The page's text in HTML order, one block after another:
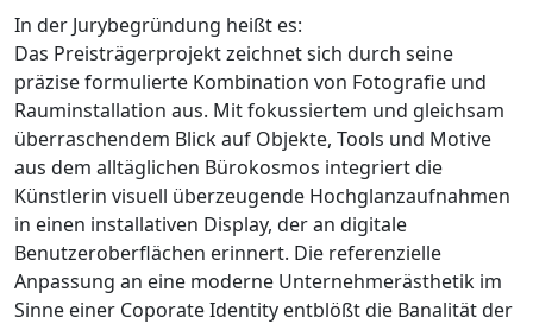
In der Jurybegründung heißt es:
Das Preisträgerprojekt zeichnet sich durch seine
präzise formulierte Kombination von Fotografie und
Rauminstallation aus. Mit fokussiertem und gleichsam
überraschendem Blick auf Objekte, Tools und Motive
aus dem alltäglichen Bürokosmos integriert die
Künstlerin visuell überzeugende Hochglanzaufnahmen
in einen installativen Display, der an digitale
Benutzeroberflächen erinnert. Die referenzielle
Anpassung an eine moderne Unternehmerästhetik im
Sinne einer Coporate Identity entblößt die Banalität der